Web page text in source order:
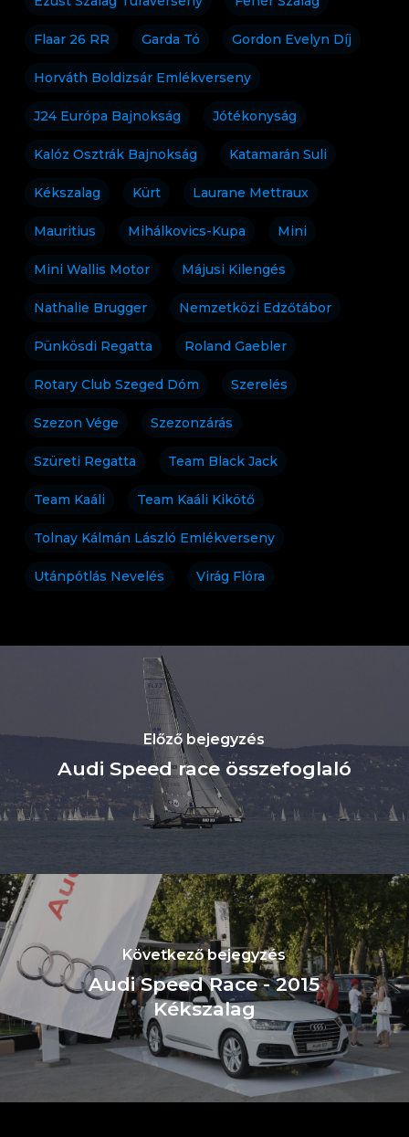
Flaar 26 RR Garda Tó Gordon Evelyn Díj
Horváth Boldizsár Emlékverseny
J24 Európa Bajnokság Jótékonyság
Kalóz Osztrák Bajnokság Katamarán Suli
Kékszalag Kürt Laurane Mettraux
Mauritius Mihálkovics-Kupa Mini
Mini Wallis Motor Májusi Kilengés
Nathalie Brugger Nemzetközi Edzőtábor
Pünkösdi Regatta Roland Gaebler
Rotary Club Szeged Dóm Szerelés
Szezon Vége Szezonzárás
Szüreti Regatta Team Black Jack
Team Kaáli Team Kaáli Kikötő
Tolnay Kálmán László Emlékverseny
Utánpótlás Nevelés Virág Flóra
Előző bejegyzés
Audi Speed race összefoglaló
Következő bejegyzés
Audi Speed Race - 2015
Kékszalag